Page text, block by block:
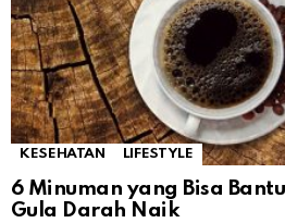
KESEHATAN LIFESTYLE
6 Minuman yang Bisa
Gula Darah Naik